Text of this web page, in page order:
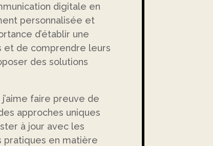
digitale en
personnalisée et
d’établir une
et de comprendre leurs
des solutions
faire preuve de
approches uniques
à jour avec les
en matière